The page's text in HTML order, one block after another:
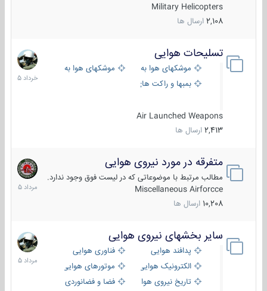
Military Helicopters
2,108 ارسال ها
تسلیحات هوایی
موشکهای هوا به هوا
موشکهای هوا به سطح
بمبها و راکت های هوایی
Air Launched Weapons
2,413 ارسال ها
30
خرداد
1405
متفرقه در مورد نیروی هوایی
مطالب مرتبط با موضوعاتی که در لیست فوق وجود ندارد.
Miscellaneous Airforcce
10,208 ارسال ها
7
مرداد
1405
سایر بخشهای نیروی هوایی
پدافند هوایی
فناوری هوایی
الکترونیک هوایی
موتورهای هوایی
تاریخ نیروی هوایی
فضا و فضانوردی
2
مرداد
1405